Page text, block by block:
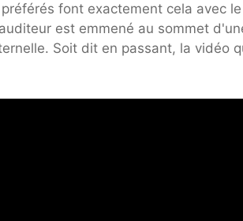
font exactement cela avec
est emmené au sommet
Soit dit en passant, la vidéo